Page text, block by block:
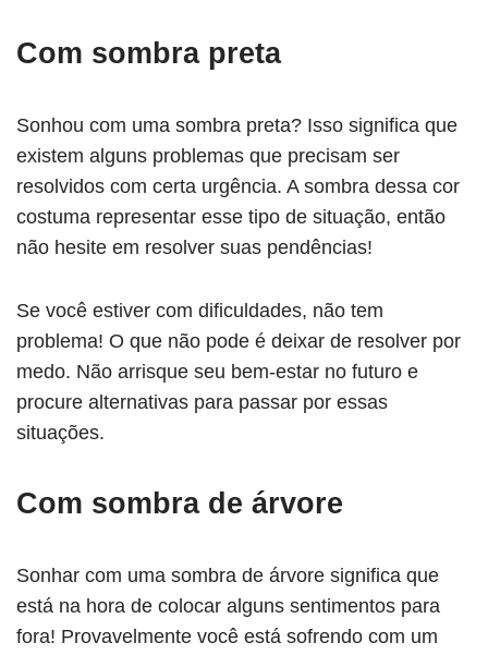
Com sombra preta
Sonhou com uma sombra preta? Isso significa que
existem alguns problemas que precisam ser
resolvidos com certa urgência. A sombra dessa cor
costuma representar esse tipo de situação, então
não hesite em resolver suas pendências!
Se você estiver com dificuldades, não tem
problema! O que não pode é deixar de resolver por
medo. Não arrisque seu bem-estar no futuro e
procure alternativas para passar por essas
situações.
Com sombra de árvore
Sonhar com uma sombra de árvore significa que
está na hora de colocar alguns sentimentos para
fora! Provavelmente você está sofrendo com um